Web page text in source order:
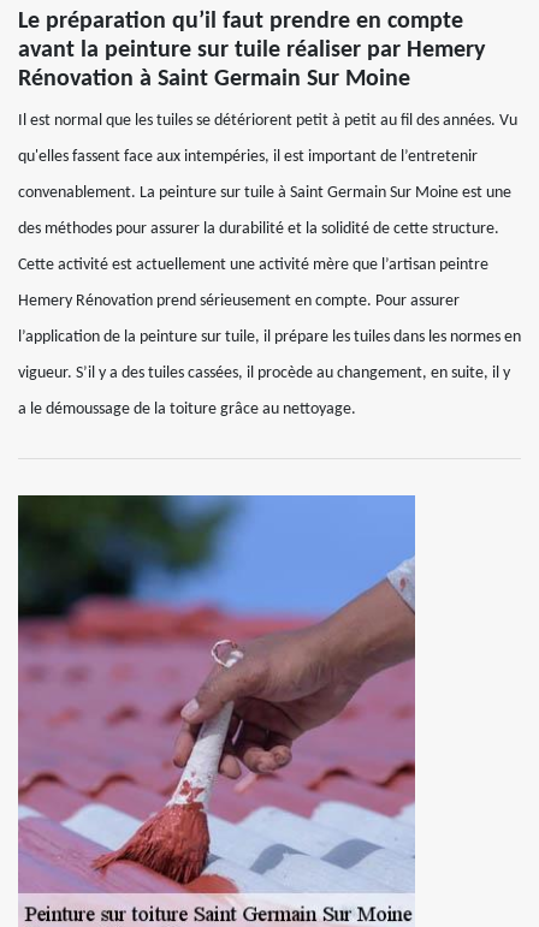
Le préparation qu’il faut prendre en compte
avant la peinture sur tuile réaliser par Hemery
Rénovation à Saint Germain Sur Moine
Il est normal que les tuiles se détériorent petit à petit au fil des années. Vu
qu'elles fassent face aux intempéries, il est important de l’entretenir
convenablement. La peinture sur tuile à Saint Germain Sur Moine est une
des méthodes pour assurer la durabilité et la solidité de cette structure.
Cette activité est actuellement une activité mère que l’artisan peintre
Hemery Rénovation prend sérieusement en compte. Pour assurer
l’application de la peinture sur tuile, il prépare les tuiles dans les normes en
vigueur. S’il y a des tuiles cassées, il procède au changement, en suite, il y
a le démoussage de la toiture grâce au nettoyage.